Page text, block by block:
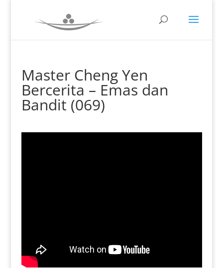
Master Cheng Yen
Bercerita – Emas dan
Bandit (069)